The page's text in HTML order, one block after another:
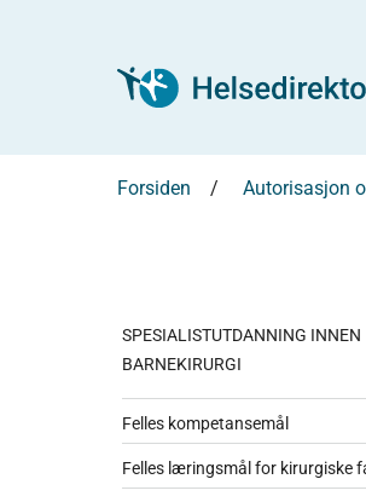
Forsiden Autorisasjon
SPESIALISTUTDANNING INNEN
BARNEKIRURGI
Felles kompetansemål
Felles læringsmål for kirurgiske